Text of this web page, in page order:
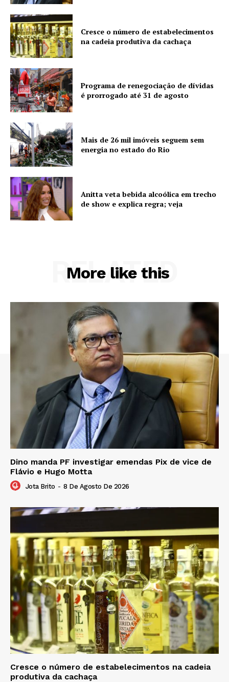
Cresce o número de estabelecimentos
na cadeia produtiva da cachaça
Programa de renegociação de dívidas
é prorrogado até 31 de agosto
Mais de 26 mil imóveis seguem sem
energia no estado do Rio
Anitta veta bebida alcoólica em trecho
de show e explica regra; veja
More like this
RELATED
Dino manda PF investigar emendas Pix de vice de
Flávio e Hugo Motta
Jota Brito - 8 De Agosto De 2026
Cresce o número de estabelecimentos na cadeia
produtiva da cachaça